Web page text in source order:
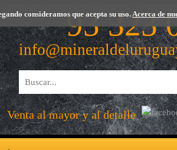
consideramos que acepta su uso. Acerca de
93 323
Venta al mayor y al detalle